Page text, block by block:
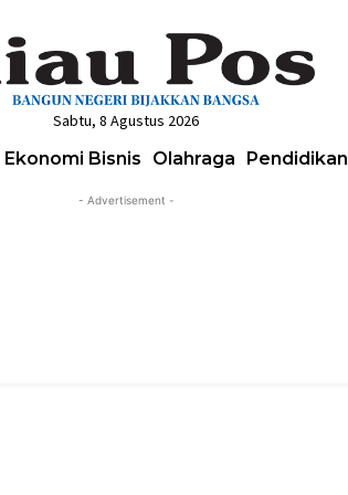
Sabtu, 8 Agustus 2026
Ekonomi Bisnis Olahraga Pendidikan
- Advertisement -